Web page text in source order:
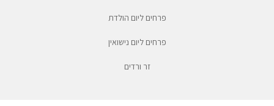
פרחים ליום הולדת
פרחים ליום נישואין
זר ורדים